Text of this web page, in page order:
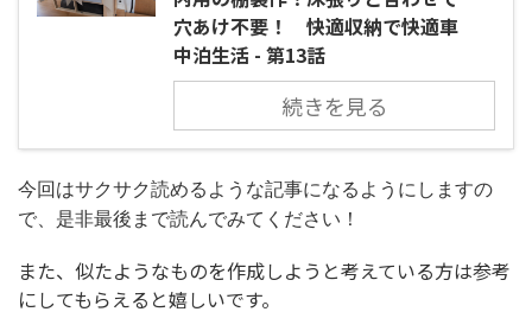
穴あけ不要！ 快適収納で快適車
中泊生活 - 第13話
続きを見る
今回はサクサク読めるような記事になるようにしますの
で、是非最後まで読んでみてください！
また、似たようなものを作成しようと考えている方は参考
にしてもらえると嬉しいです。